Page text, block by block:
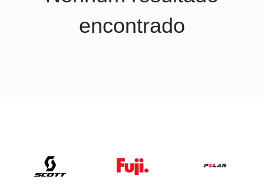
encontrado